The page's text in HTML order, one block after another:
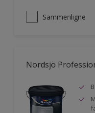
Sammenligne
Nordsjö